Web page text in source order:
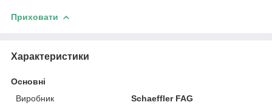
Приховати
Характеристики
Основні
Виробник
Schaeffler FAG